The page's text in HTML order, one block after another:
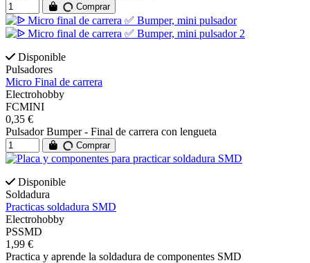
Comprar
Disponible
Pulsadores
Micro Final de carrera
Electrohobby
FCMINI
0,35 €
Pulsador Bumper - Final de carrera con lengueta
Comprar
Disponible
Soldadura
Practicas soldadura SMD
Electrohobby
PSSMD
1,99 €
Practica y aprende la soldadura de componentes SMD